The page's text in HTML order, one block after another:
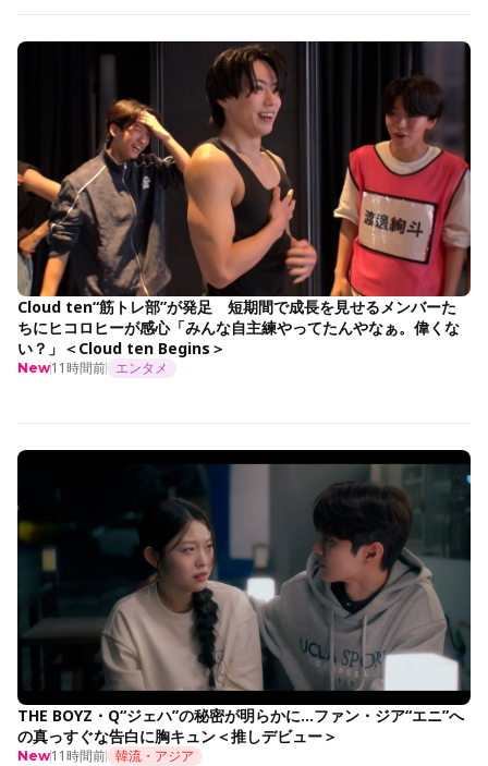
Cloud ten“筋トレ部”が発足 短期間で成長を見せるメンバーた
ちにヒコロヒーが感心「みんな自主練やってたんやなぁ。偉くな
い？」＜Cloud ten Begins＞
New11時間前 エンタメ
THE BOYZ・Q“ジェハ”の秘密が明らかに…ファン・ジア“エニ”へ
の真っすぐな告白に胸キュン＜推しデビュー＞
New11時間前 韓流・アジア